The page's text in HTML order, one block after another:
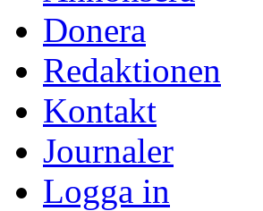
Donera
Redaktionen
Kontakt
Journaler
Logga in